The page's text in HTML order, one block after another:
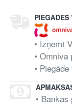
PIEGĀDES
• Izņemt
•
•
•